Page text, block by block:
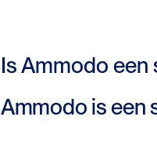
Is Ammodo
Ammodo is een